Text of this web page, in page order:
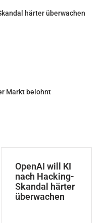
härter überwachen
Markt belohnt
OpenAI will KI
nach Hacking-
Skandal härter
überwachen